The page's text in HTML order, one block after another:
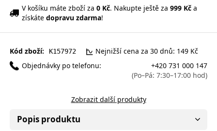
V košíku máte zboží za 0 Kč. Nakupte ještě za 999 Kč a
získáte dopravu zdarma!
Kód zboží: K157972
Nejnižší cena za 30 dnů: 149 Kč
Objednávky po telefonu:
+420 731 000 147
(Po–Pá: 7:30–17:00 hod)
Zobrazit další produkty
Popis produktu